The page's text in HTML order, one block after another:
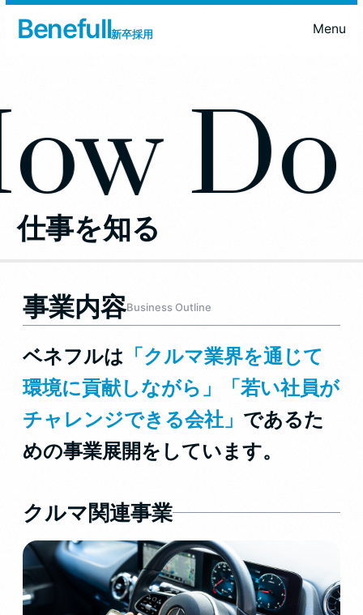
Benefull新卒採用
Work 仕事を知る
Culture 環境を知る
Recruit 採用情報
Menu
Do
仕事を知る
事業内容Business Outline
ベネフルは 「クルマ業界を通じて
環境に貢献しながら」「若い社員が
チャレンジできる会社」 であるた
めの事業展開をしています。
クルマ関連事業